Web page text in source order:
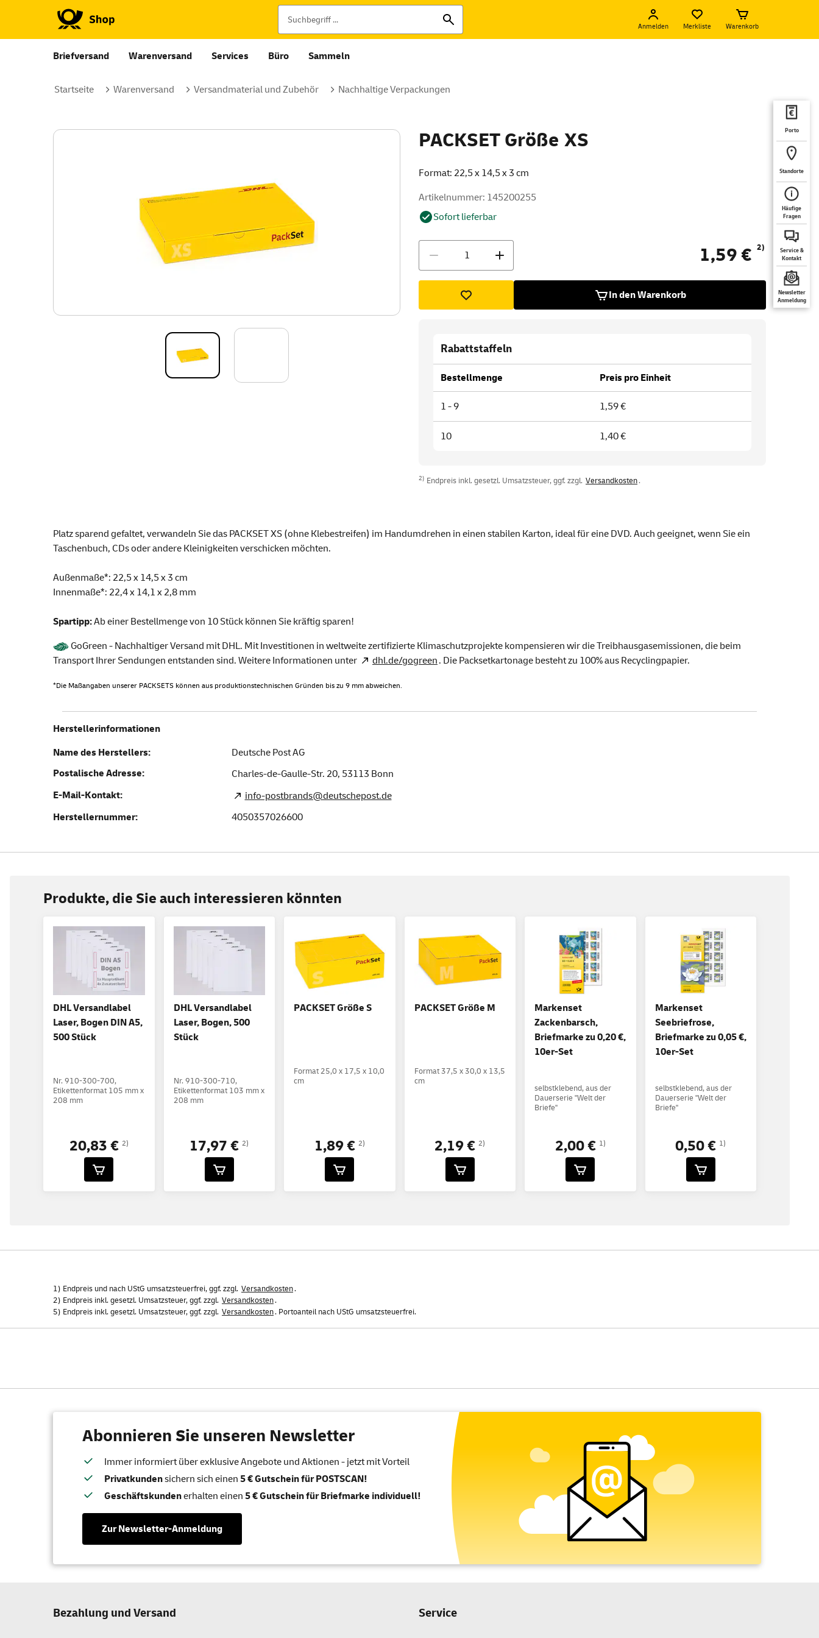
Anmelden Merkliste Warenkorb
Briefversand Warenversand Services Büro Sammeln
Porto
Standorte
Häufige
Fragen
Service &
Kontakt
Newsletter
Anmeldung
Startseite Warenversand Versandmaterial und Zubehör Nachhaltige Verpackungen
PACKSET Größe XS
Format: 22,5 x 14,5 x 3 cm
Artikelnummer: 145200255
Sofort lieferbar
1,59 € 2)
In den Warenkorb
Rabattstaffeln
Bestellmenge Preis pro Einheit
1 - 9 1,59 €
10 1,40 €
2) Endpreis inkl. gesetzl. Umsatzsteuer, ggf. zzgl. Versandkosten.
Platz sparend gefaltet, verwandeln Sie das PACKSET XS (ohne Klebestreifen) im Handumdrehen in einen stabilen Karton, ideal für eine DVD. Auch geeignet, wenn Sie ein
Taschenbuch, CDs oder andere Kleinigkeiten verschicken möchten.
Außenmaße*: 22,5 x 14,5 x 3 cm
Innenmaße*: 22,4 x 14,1 x 2,8 mm
Spartipp:Ab einer Bestellmenge von 10 Stück können Sie kräftig sparen!
GoGreen - Nachhaltiger Versand mit DHL. Mit Investitionen in weltweite zertifizierte Klimaschutzprojekte kompensieren wir die Treibhausgasemissionen, die beim
Transport Ihrer Sendungen entstanden sind. Weitere Informationen unter
dhl.de/gogreen . Die Packsetkartonage besteht zu 100% aus Recyclingpapier.
*Die Maßangaben unserer PACKSETS können aus produktionstechnischen Gründen bis zu 9 mm abweichen.
Herstellerinformationen
Name des Herstellers:
Deutsche Post AG
Postalische Adresse:
Charles-de-Gaulle-Str. 20, 53113 Bonn
E-Mail-Kontakt:
info-postbrands@deutschepost.de
Herstellernummer:
4050357026600
Produkte, die Sie auch interessieren könnten
DHL Versandlabel
Laser, Bogen DIN A5,
500 Stück
Nr. 910-300-700,
Etikettenformat 105 mm x
208 mm
20,83 € 2)
DHL Versandlabel
Laser, Bogen, 500
Stück
Nr. 910-300-710,
Etikettenformat 103 mm x
208 mm
17,97 €2)
PACKSET Größe S
Format 25,0 x 17,5 x 10,0
cm
1,89 € 2)
PACKSET Größe M
Format 37,5 x 30,0 x 13,5
cm
2,19 €2)
Markenset
Zackenbarsch,
Briefmarke zu 0,20 €,
10er-Set
selbstklebend, aus der
Dauerserie "Welt der
Briefe"
2,00 € 1)
Markenset
Seebriefrose,
Briefmarke zu 0,05 €,
10er-Set
selbstklebend, aus der
Dauerserie "Welt der
Briefe"
0,50 € 1)
1) Endpreis und nach UStG umsatzsteuerfrei, ggf. zzgl. Versandkosten.
2) Endpreis inkl. gesetzl. Umsatzsteuer, ggf. zzgl. Versandkosten.
5) Endpreis inkl. gesetzl. Umsatzsteuer, ggf. zzgl. Versandkosten. Portoanteil nach UStG umsatzsteuerfrei.
Abonnieren Sie unseren Newsletter
Immer informiert über exklusive Angebote und Aktionen - jetzt mit Vorteil
Privatkundensichern sich einen 5 € Gutschein für POSTSCAN!
Geschäftskundenerhalten einen 5 € Gutschein für Briefmarke individuell!
Zur Newsletter-Anmeldung
Bezahlung und Versand Service